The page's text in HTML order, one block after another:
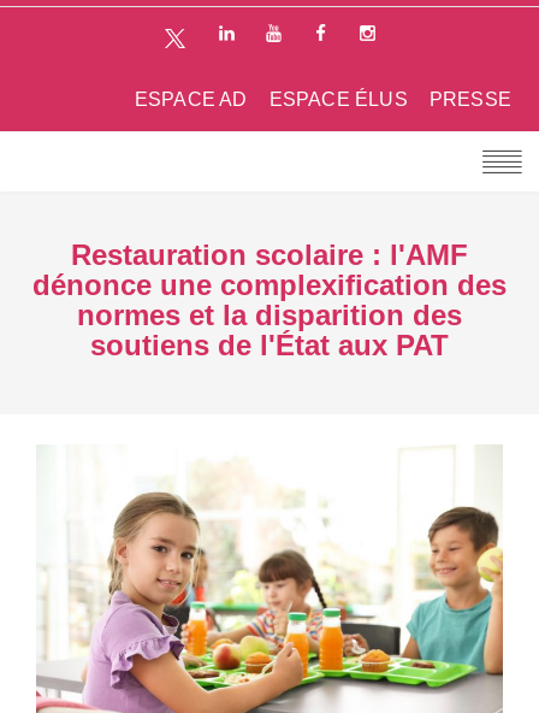
PRESSE
ESPACE ÉLUS
ESPACE AD
Restauration scolaire : l'AMF
dénonce une complexification des
normes et la disparition des
soutiens de l'État aux PAT